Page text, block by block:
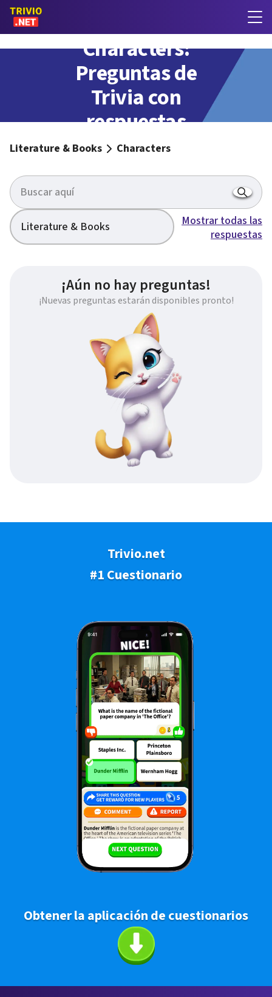
Characters:
Preguntas de
Trivia con
respuestas
Literature & Books Characters
Literature & Books
Mostrar todas las
respuestas
¡Aún no hay preguntas!
¡Nuevas preguntas estarán disponibles pronto!
Trivio.net
#1 Cuestionario
Obtener la aplicación de cuestionarios